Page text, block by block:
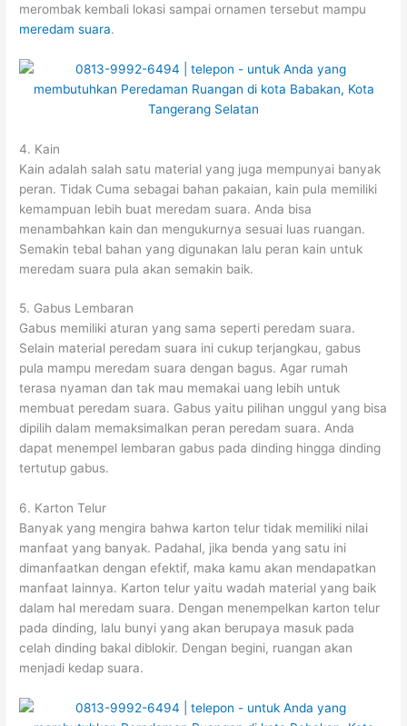
merombak kembali lokasi sampai ornamen tersebut mampu
meredam suara.
4. Kain
Kain adalah salah satu material yang juga mempunyai banyak
peran. Tidak Cuma sebagai bahan pakaian, kain pula memiliki
kemampuan lebih buat meredam suara. Anda bisa
menambahkan kain dan mengukurnya sesuai luas ruangan.
Semakin tebal bahan yang digunakan lalu peran kain untuk
meredam suara pula akan semakin baik.
5. Gabus Lembaran
Gabus memiliki aturan yang sama seperti peredam suara.
Selain material peredam suara ini cukup terjangkau, gabus
pula mampu meredam suara dengan bagus. Agar rumah
terasa nyaman dan tak mau memakai uang lebih untuk
membuat peredam suara. Gabus yaitu pilihan unggul yang bisa
dipilih dalam memaksimalkan peran peredam suara. Anda
dapat menempel lembaran gabus pada dinding hingga dinding
tertutup gabus.
6. Karton Telur
Banyak yang mengira bahwa karton telur tidak memiliki nilai
manfaat yang banyak. Padahal, jika benda yang satu ini
dimanfaatkan dengan efektif, maka kamu akan mendapatkan
manfaat lainnya. Karton telur yaitu wadah material yang baik
dalam hal meredam suara. Dengan menempelkan karton telur
pada dinding, lalu bunyi yang akan berupaya masuk pada
celah dinding bakal diblokir. Dengan begini, ruangan akan
menjadi kedap suara.